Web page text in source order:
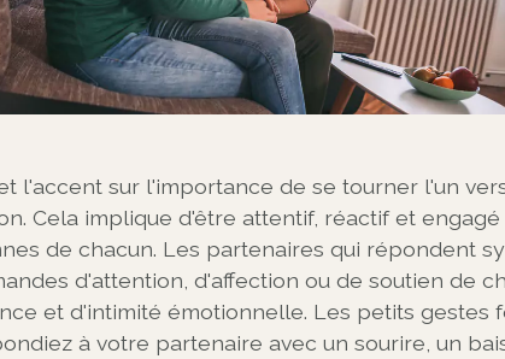
l'accent sur l'importance de se tourner l'un
Cela implique d'être attentif, réactif et
de chacun. Les partenaires qui répondent
d'attention, d'affection ou de soutien de
et d'intimité émotionnelle. Les petits gestes
à votre partenaire avec un sourire, un